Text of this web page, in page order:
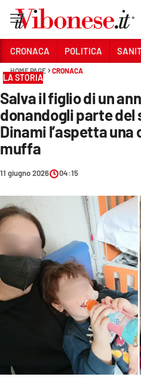
Sezioni
CRONACA
POLITICA
SANITÀ
AMBIENTE
SOCIETÀ
CULTURA
ECONOMIA E LAVORO
EVENTI
SPORT
CRONACA POLITICA
HOME PAGE CRONACA
LA STORIA
Salva il figlio di un
donandogli parte del
Dinami l’aspetta una
muffa
11 giugno 2026 04:15